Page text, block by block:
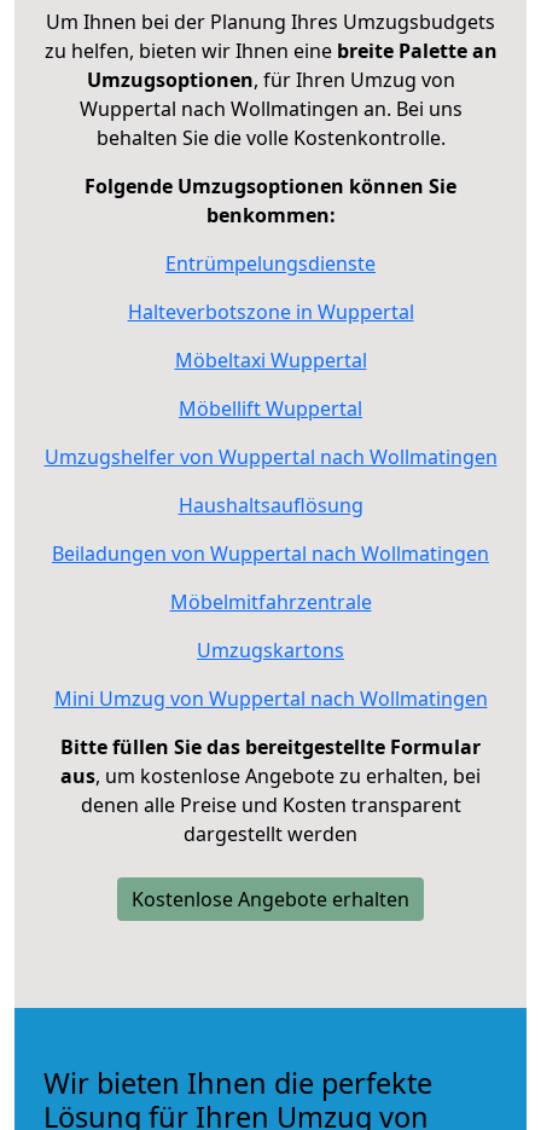
Um Ihnen bei der Planung Ihres Umzugsbudgets
zu helfen, bieten wir Ihnen eine breite Palette an
Umzugsoptionen, für Ihren Umzug von
Wuppertal nach Wollmatingen an. Bei uns
behalten Sie die volle Kostenkontrolle.
Folgende Umzugsoptionen können Sie
benkommen:
Entrümpelungsdienste
Halteverbotszone in Wuppertal
Möbeltaxi Wuppertal
Möbellift Wuppertal
Umzugshelfer von Wuppertal nach Wollmatingen
Haushaltsauflösung
Beiladungen von Wuppertal nach Wollmatingen
Möbelmitfahrzentrale
Umzugskartons
Mini Umzug von Wuppertal nach Wollmatingen
Bitte füllen Sie das bereitgestellte Formular
aus, um kostenlose Angebote zu erhalten, bei
denen alle Preise und Kosten transparent
dargestellt werden
Kostenlose Angebote erhalten
Wir bieten Ihnen die perfekte
Lösung für Ihren Umzug von